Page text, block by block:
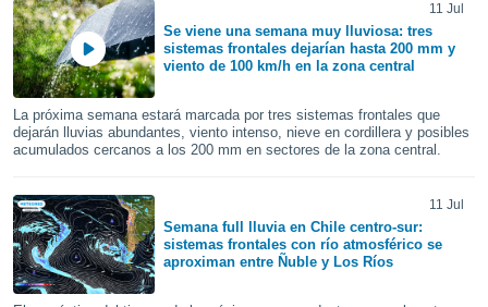
únicos
similares
como
este sitio
de
posible
traten tus
en
11 Jul
Se viene una semana muy lluviosa: tres
sistemas frontales dejarían hasta 200 mm y
viento de 100 km/h en la zona central
La próxima semana estará marcada por tres sistemas frontales que
dejarán lluvias abundantes, viento intenso, nieve en cordillera y posibles
acumulados cercanos a los 200 mm en sectores de la zona central.
11 Jul
Semana full lluvia en Chile centro-sur:
sistemas frontales con río atmosférico se
aproximan entre Ñuble y Los Ríos